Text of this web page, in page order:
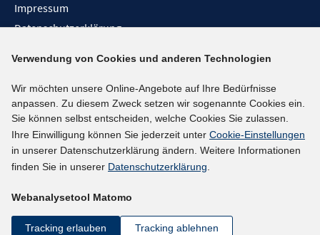
Impressum
Datenschutzerklärung
Barrieren melden
Social-Media-Kanäle
BlueSky
YouTube
LinkedIn
kununu
Netiquette
Verwendung von Cookies und anderen Technologien
Wir möchten unsere Online-Angebote auf Ihre Bedürfnisse
anpassen. Zu diesem Zweck setzen wir sogenannte Cookies ein.
Sie können selbst entscheiden, welche Cookies Sie zulassen.
Ihre Einwilligung können Sie jederzeit unter Cookie-Einstellungen
in unserer Datenschutzerklärung ändern. Weitere Informationen
finden Sie in unserer Datenschutzerklärung.
Webanalysetool Matomo
Tracking erlauben Tracking ablehnen